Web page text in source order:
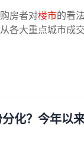
房者对楼市的看
各大重点城市成
化？今年以